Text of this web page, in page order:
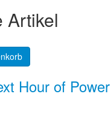
Artikel
Hour of